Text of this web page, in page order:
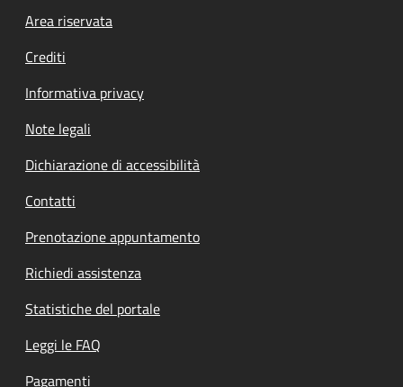
Footer menu
Area riservata
Crediti
Informativa privacy
Note legali
Dichiarazione di accessibilità
Contatti
Prenotazione appuntamento
Richiedi assistenza
Statistiche del portale
Leggi le FAQ
Pagamenti